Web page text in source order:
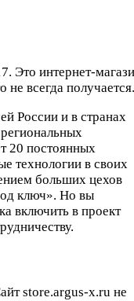
Это интернет-
всегда
России и в странах
20 постоянных
технологии в своих
больших цехов
ключ». Но вы
включить в проект
store.argus-x.ru не